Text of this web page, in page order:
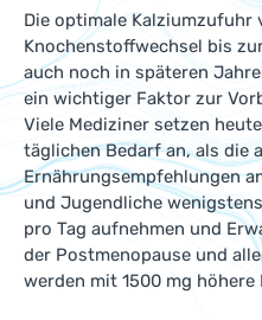
Die optimale Kalziumzufuhr
Knochenstoffwechsel bis
auch noch in späteren
ein wichtiger Faktor zur
Viele Mediziner setzen
täglichen Bedarf an, als die
Ernährungsempfehlungen
und Jugendliche
pro Tag aufnehmen und
der Postmenopause und
werden mit 1500 mg höhere